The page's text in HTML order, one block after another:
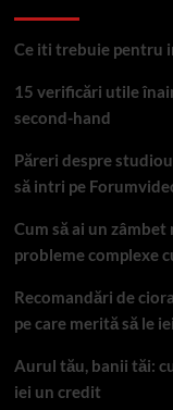
Ce iti trebuie pentru
15 verificări utile
second-hand
Păreri despre
să intri pe
Cum să ai un
probleme complexe
Recomandări de
pe care merită să le
Aurul tău, banii tăi:
iei un credit